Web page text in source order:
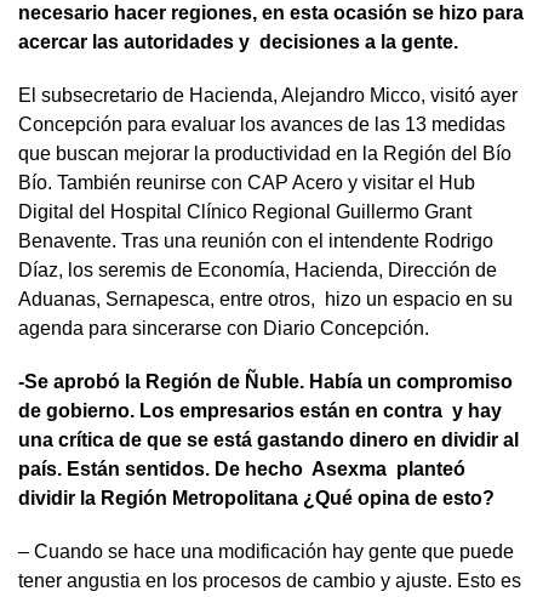
necesario hacer regiones, en esta ocasión se hizo para
acercar las autoridades y decisiones a la gente.
El subsecretario de Hacienda, Alejandro Micco, visitó ayer
Concepción para evaluar los avances de las 13 medidas
que buscan mejorar la productividad en la Región del Bío
Bío. También reunirse con CAP Acero y visitar el Hub
Digital del Hospital Clínico Regional Guillermo Grant
Benavente. Tras una reunión con el intendente Rodrigo
Díaz, los seremis de Economía, Hacienda, Dirección de
Aduanas, Sernapesca, entre otros, hizo un espacio en su
agenda para sincerarse con Diario Concepción.
-Se aprobó la Región de Ñuble. Había un compromiso
de gobierno. Los empresarios están en contra y hay
una crítica de que se está gastando dinero en dividir al
país. Están sentidos. De hecho Asexma planteó
dividir la Región Metropolitana ¿Qué opina de esto?
– Cuando se hace una modificación hay gente que puede
tener angustia en los procesos de cambio y ajuste. Esto es